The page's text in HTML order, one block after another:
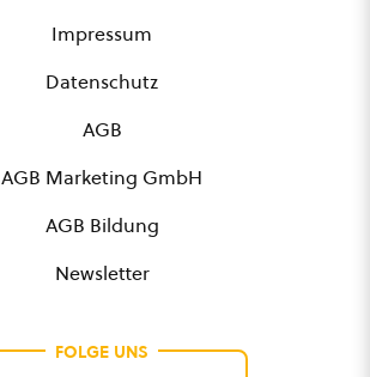
Impressum
Datenschutz
AGB
AGB Marketing GmbH
AGB Bildung
Newsletter
FOLGE UNS